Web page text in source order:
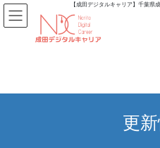
【成田デジタルキャリア】千葉県
更